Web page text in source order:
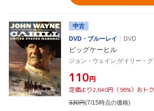
中古
DVD・ブルーレイ
DVD
ビッグケーヒル
¥110円
定価より2,640円（96%）おトク
330円(7/15時点の価格)